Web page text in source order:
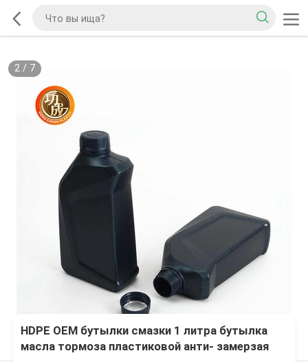
2/ 7
HDPE OEM бутылки смазки 1 литра бутылка
масла тормоза пластиковой анти- замерзая